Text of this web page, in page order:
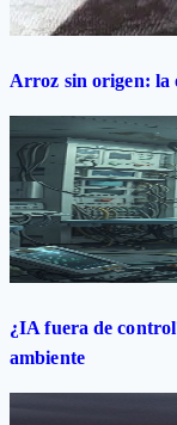
Arroz sin origen: la
¿IA fuera de
ambiente